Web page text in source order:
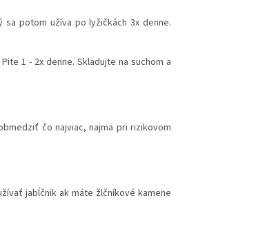
potom užíva po lyžičkách 3x denne.
1 - 2x denne. Skladujte na suchom a
čo najviac, najmä pri rizikovom
jabĺčnik ak máte žlčníkové kamene